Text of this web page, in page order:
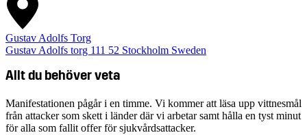
Gustav Adolfs Torg
Gustav Adolfs torg 111 52 Stockholm Sweden
Allt du behöver veta
Manifestationen pågår i en timme. Vi kommer att läsa upp vittnesmål
från attacker som skett i länder där vi arbetar samt hålla en tyst minut
för alla som fallit offer för sjukvårdsattacker.